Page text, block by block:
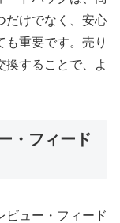
だけでなく、安心
も重要です。売り
換することで、よ
・フィード
ビュー・フィード